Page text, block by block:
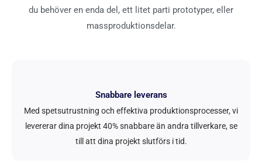
du behöver en enda del, ett litet parti prototyper, eller
massproduktionsdelar.
Snabbare leverans
Med spetsutrustning och effektiva produktionsprocesser, vi
levererar dina projekt 40% snabbare än andra tillverkare, se
till att dina projekt slutförs i tid.